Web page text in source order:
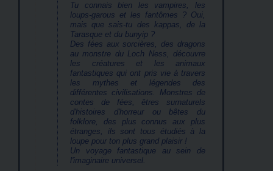
Tu connais bien les vampires, les
loups-garous et les fantômes ? Oui,
mais que sais-tu des kappas, de la
Tarasque et du bunyip ?
Des fées aux sorcières, des dragons
au monstre du Loch Ness, découvre
les créatures et les animaux
fantastiques qui ont pris vie à travers
les mythes et légendes des
différentes civilisations. Monstres de
contes de fées, êtres surnaturels
d'histoires d'horreur ou bêtes du
folklore, des plus connus aux plus
étranges, ils sont tous étudiés à la
loupe pour ton plus grand plaisir !
Un voyage fantastique au sein de
l'imaginaire universel.